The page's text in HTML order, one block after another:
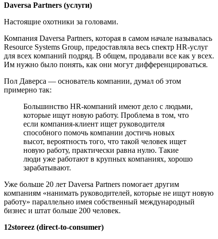
Daversa Partners (услуги)
Настоящие охотники за головами.
Компания Daversa Partners, которая в самом начале называлась
Resource Systems Group, предоставляла весь спектр HR-услуг
для всех компаний подряд. В общем, продавали все как у всех.
Им нужно было понять, как они могут дифференцироваться.
Пол Даверса — основатель компании, думал об этом
примерно так:
Большинство HR-компаний имеют дело с людьми,
которые ищут новую работу. Проблема в том, что
если компания-клиент ищет руководителя
способного помочь компании достичь новых
высот, вероятность того, что такой человек ищет
новую работу, практически равна нулю. Такие
люди уже работают в крупных компаниях, хорошо
зарабатывают.
Уже больше 20 лет Daversa Partners помогает другим
компаниям «нанимать руководителей, которые не ищут новую
работу» параллельно имея собственный международный
бизнес и штат больше 200 человек.
12storeez (direct-to-consumer)